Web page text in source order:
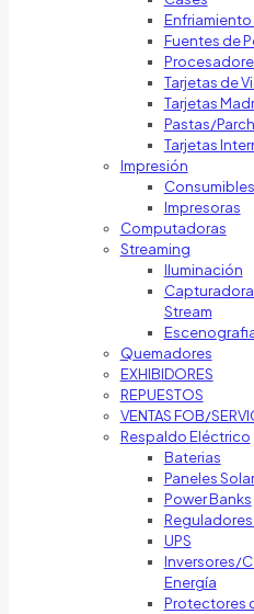
Fuentes de
Tarjetas de
Tarjetas
Pastas/
Tarjetas
Impresión
Consumibles
Impresoras
Computadoras
Streaming
Iluminación
Stream
Quemadores
EXHIBIDORES
REPUESTOS
VENTAS FOB/
Respaldo Eléctrico
Baterias
Paneles
Power Banks
UPS
Inversores/
Energía
Protectores